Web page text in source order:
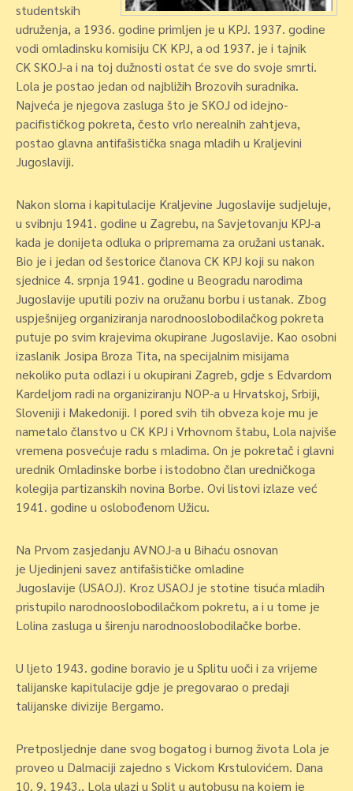
studentskih
udruženja, a 1936. godine primljen je u KPJ. 1937. godine
vodi omladinsku komisiju CK KPJ, a od 1937. je i tajnik
CK SKOJ-a i na toj dužnosti ostat će sve do svoje smrti.
Lola je postao jedan od najbližih Brozovih suradnika.
Najveća je njegova zasluga što je SKOJ od idejno-
pacifističkog pokreta, često vrlo nerealnih zahtjeva,
postao glavna antifašistička snaga mladih u Kraljevini
Jugoslaviji.
Nakon sloma i kapitulacije Kraljevine Jugoslavije sudjeluje,
u svibnju 1941. godine u Zagrebu, na Savjetovanju KPJ-a
kada je donijeta odluka o pripremama za oružani ustanak.
Bio je i jedan od šestorice članova CK KPJ koji su nakon
sjednice 4. srpnja 1941. godine u Beogradu narodima
Jugoslavije uputili poziv na oružanu borbu i ustanak. Zbog
uspješnijeg organiziranja narodnooslobodilačkog pokreta
putuje po svim krajevima okupirane Jugoslavije. Kao osobni
izaslanik Josipa Broza Tita, na specijalnim misijama
nekoliko puta odlazi i u okupirani Zagreb, gdje s Edvardom
Kardeljom radi na organiziranju NOP-a u Hrvatskoj, Srbiji,
Sloveniji i Makedoniji. I pored svih tih obveza koje mu je
nametalo članstvo u CK KPJ i Vrhovnom štabu, Lola najviše
vremena posvećuje radu s mladima. On je pokretač i glavni
urednik Omladinske borbe i istodobno član uredničkoga
kolegija partizanskih novina Borbe. Ovi listovi izlaze već
1941. godine u oslobođenom Užicu.
Na Prvom zasjedanju AVNOJ-a u Bihaću osnovan
je Ujedinjeni savez antifašističke omladine
Jugoslavije (USAOJ). Kroz USAOJ je stotine tisuća mladih
pristupilo narodnooslobodilačkom pokretu, a i u tome je
Lolina zasluga u širenju narodnooslobodilačke borbe.
U ljeto 1943. godine boravio je u Splitu uoči i za vrijeme
talijanske kapitulacije gdje je pregovarao o predaji
talijanske divizije Bergamo.
Pretposljednje dane svog bogatog i burnog života Lola je
proveo u Dalmaciji zajedno s Vickom Krstulovićem. Dana
10. 9. 1943., Lola ulazi u Split u autobusu na kojem je